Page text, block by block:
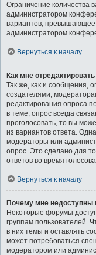
Ограничение количества
администратором
вариантов, превышающее
администратором
Вернуться к началу
Как мне
Так же, как и сообщения,
создателями,
редактирования опроса
в теме; опрос всегда
проголосовать, то вы
из вариантов ответа.
модераторы или
опрос. Это сделано для
ответов во время
Вернуться к началу
Почему мне
Некоторые форумы
группам пользователей.
в них темы и оставлять
может потребоваться
модератором или